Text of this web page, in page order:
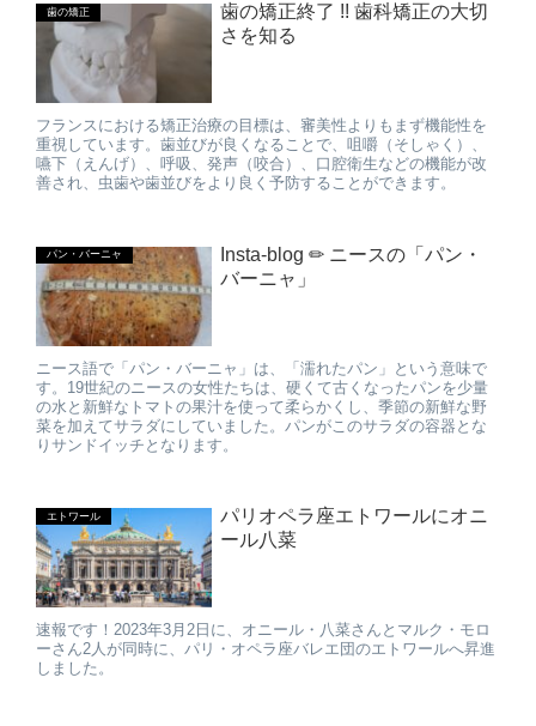
歯の矯正
歯の矯正終了 !! 歯科矯正の大切
さを知る
フランスにおける矯正治療の目標は、審美性よりもまず機能性を
重視しています。歯並びが良くなることで、咀嚼（そしゃく）、
嚥下（えんげ）、呼吸、発声（咬合）、口腔衛生などの機能が改
善され、虫歯や歯並びをより良く予防することができます。
パン・バーニャ
Insta-blog ✏ ニースの「パン・
バーニャ」
ニース語で「パン・バーニャ」は、「濡れたパン」という意味で
す。19世紀のニースの女性たちは、硬くて古くなったパンを少量
の水と新鮮なトマトの果汁を使って柔らかくし、季節の新鮮な野
菜を加えてサラダにしていました。パンがこのサラダの容器とな
りサンドイッチとなります。
エトワール
パリオペラ座エトワールにオニ
ール八菜
速報です！2023年3月2日に、オニール・八菜さんとマルク・モロ
ーさん2人が同時に、パリ・オペラ座バレエ団のエトワールへ昇進
しました。